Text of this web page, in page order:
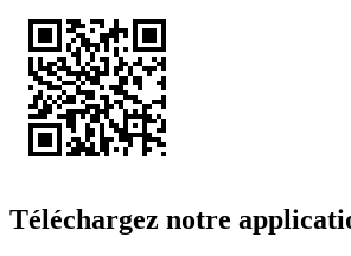
Téléchargez notre